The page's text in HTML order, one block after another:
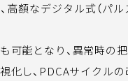
高額なデジタル式（パ
可能となり、異常時の
化し、PDCAサイクル